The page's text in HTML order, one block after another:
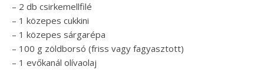
– 2 db csirkemellfilé
– 1 közepes cukkini
– 1 közepes sárgarépa
– 100 g zöldborsó (friss vagy fagyasztott)
– 1 evőkanál olívaolaj